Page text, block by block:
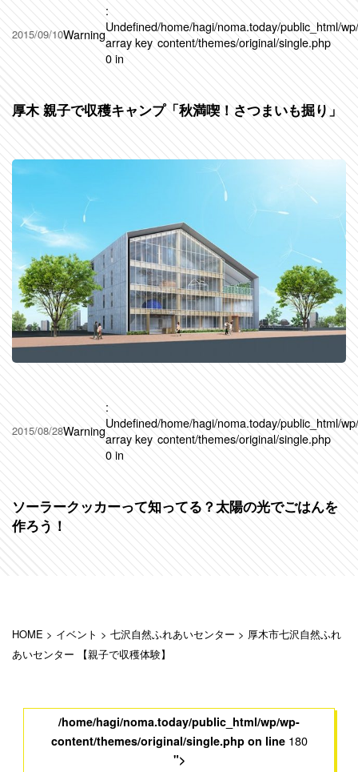
2015/09/10Warning
:
Undefined
array key
0 in
/home/hagi/noma.today/public_html/
content/themes/original/single.php
厚木 親子で収穫キャンプ「秋満喫！さつまいも掘り」
2015/08/28Warning
:
Undefined
array key
0 in
/home/hagi/noma.today/public_html/
content/themes/original/single.php
ソーラークッカーって知ってる？太陽の光でごはんを
作ろう！
HOME > イベント > 七沢自然ふれあいセンター > 厚木市七沢自然ふれ
あいセンター 【親子で収穫体験】
/home/hagi/noma.today/public_html/wp/wp-
content/themes/original/single.php on line 180
">